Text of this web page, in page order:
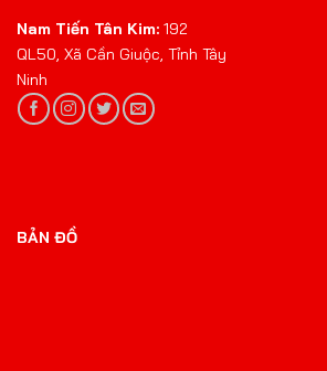
Nam Tiến Tân Kim: 192
QL50, Xã Cần Giuộc, Tỉnh Tây
Ninh
BẢN ĐỒ